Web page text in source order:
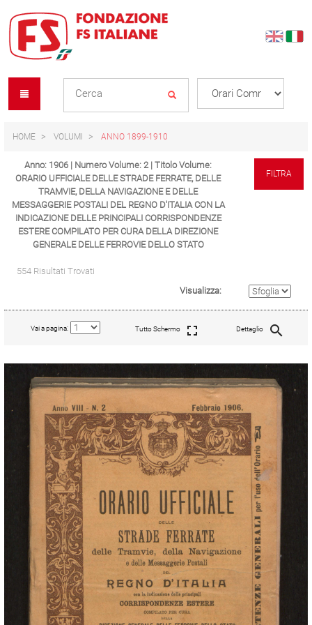
content
navigation
menu
HOME VOLUMI ANNO 1899-1910
Anno: 1906 | Numero Volume: 2 | Titolo Volume:
ORARIO UFFICIALE DELLE STRADE FERRATE, DELLE
TRAMVIE, DELLA NAVIGAZIONE E DELLE
MESSAGGERIE POSTALI DEL REGNO D'ITALIA CON LA
INDICAZIONE DELLE PRINCIPALI CORRISPONDENZE
ESTERE COMPILATO PER CURA DELLA DIREZIONE
GENERALE DELLE FERROVIE DELLO STATO
FILTRA
554 Risultati Trovati
Visualizza:
Vai a pagina: Tutto Schermo Dettaglio